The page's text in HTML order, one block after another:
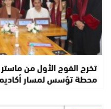
تخرج الفوج الأول من
محطة تؤسس لمسار